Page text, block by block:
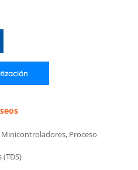
Minicontroladores, Proceso